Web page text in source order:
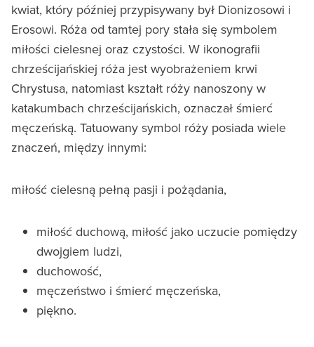
kwiat, który później przypisywany był Dionizosowi i
Erosowi. Róża od tamtej pory stała się symbolem
miłości cielesnej oraz czystości. W ikonografii
chrześcijańskiej róża jest wyobrażeniem krwi
Chrystusa, natomiast kształt róży nanoszony w
katakumbach chrześcijańskich, oznaczał śmierć
męczeńską. Tatuowany symbol róży posiada wiele
znaczeń, między innymi:
miłość cielesną pełną pasji i pożądania,
miłość duchową, miłość jako uczucie pomiędzy
dwojgiem ludzi,
duchowość,
męczeństwo i śmierć męczeńska,
piękno.